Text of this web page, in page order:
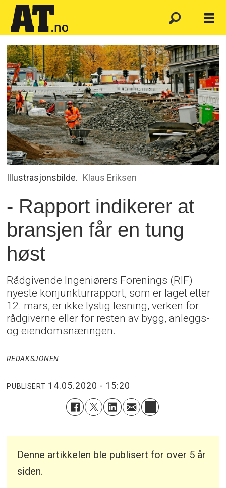
Illustrasjonsbilde. Klaus Eriksen
- Rapport indikerer at
bransjen får en tung
høst
Rådgivende Ingeniørers Forenings (RIF)
nyeste konjunkturrapport, som er laget etter
12. mars, er ikke lystig lesning, verken for
rådgiverne eller for resten av bygg, anleggs-
og eiendomsnæringen.
REDAKSJONEN
PUBLISERT 14.05.2020 - 15:20
Denne artikkelen ble publisert for over 5 år
siden.